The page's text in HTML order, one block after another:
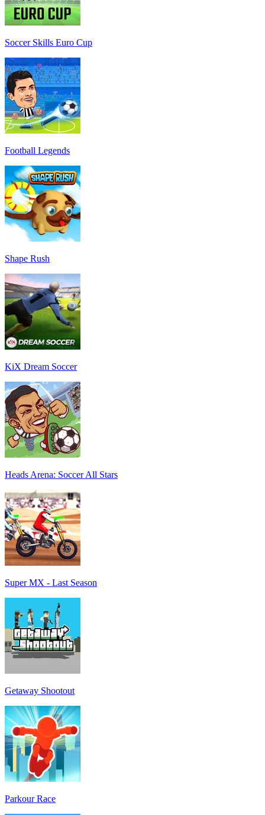
Soccer Skills Euro Cup
Football Legends
Shape Rush
KiX Dream Soccer
Heads Arena: Soccer All Stars
Super MX - Last Season
Getaway Shootout
Parkour Race